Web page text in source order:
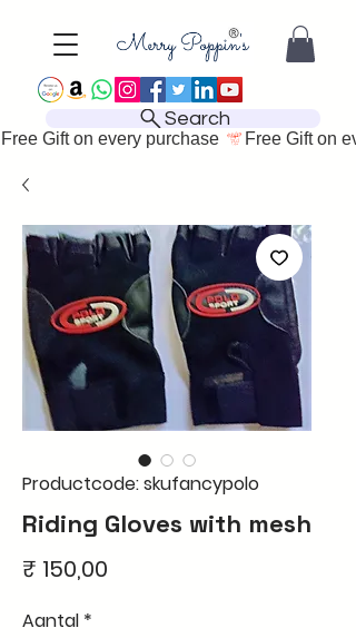
Search
Free Gift on every purchase
Productcode: skufancypolo
Riding Gloves with mesh
₹ 150,00
Aantal *